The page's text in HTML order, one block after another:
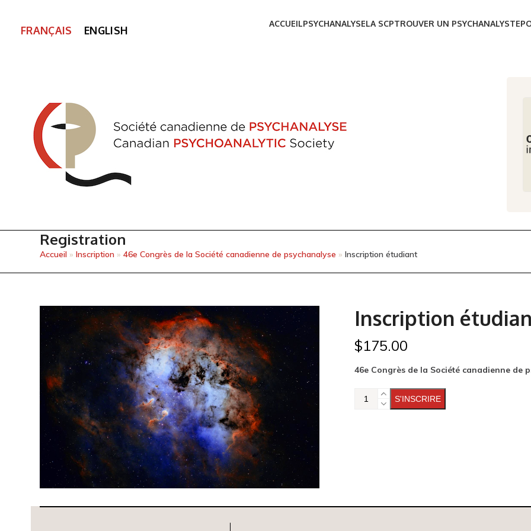
ACCUEILPSYCHANALYSELA SCPTROUVER UN PSYCHANALYSTE
FRANÇAIS ENGLISH
Registration
Accueil »Inscription »46e Congrès de la Société canadienne de psychanalyse »Inscription étudiant
Inscription
$175.00
46e Congrès de la Société canadienne de
quantité
S'INSCRIRE